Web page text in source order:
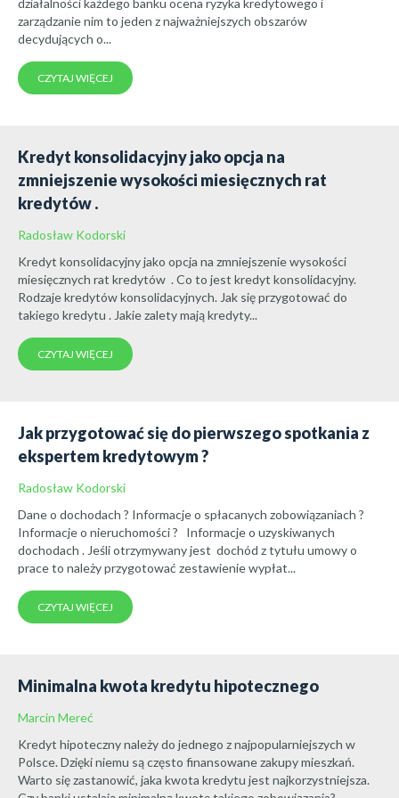
działalności każdego banku ocena ryzyka kredytowego i
zarządzanie nim to jeden z najważniejszych obszarów
decydujących o...
CZYTAJ WIĘCEJ
Kredyt konsolidacyjny jako opcja na
zmniejszenie wysokości miesięcznych rat
kredytów .
Radosław Kodorski
Kredyt konsolidacyjny jako opcja na zmniejszenie wysokości
miesięcznych rat kredytów . Co to jest kredyt konsolidacyjny.
Rodzaje kredytów konsolidacyjnych. Jak się przygotować do
takiego kredytu . Jakie zalety mają kredyty...
CZYTAJ WIĘCEJ
Jak przygotować się do pierwszego spotkania z
ekspertem kredytowym ?
Radosław Kodorski
Dane o dochodach ? Informacje o spłacanych zobowiązaniach ?
Informacje o nieruchomości ? Informacje o uzyskiwanych
dochodach . Jeśli otrzymywany jest dochód z tytułu umowy o
prace to należy przygotować zestawienie wypłat...
CZYTAJ WIĘCEJ
Minimalna kwota kredytu hipotecznego
Marcin Mereć
Kredyt hipoteczny należy do jednego z najpopularniejszych w
Polsce. Dzięki niemu są często finansowane zakupy mieszkań.
Warto się zastanowić, jaka kwota kredytu jest najkorzystniejsza.